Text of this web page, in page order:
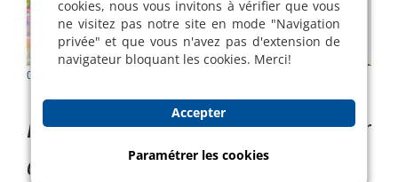
05 Dec 2023 |
Désencombrer sa maison pour
désencombrer sa vie
cookies, nous vous invitons à vérifier que vous
ne visitez pas notre site en mode "Navigation
privée" et que vous n'avez pas d'extension de
navigateur bloquant les cookies. Merci!
Accepter
Paramétrer les cookies